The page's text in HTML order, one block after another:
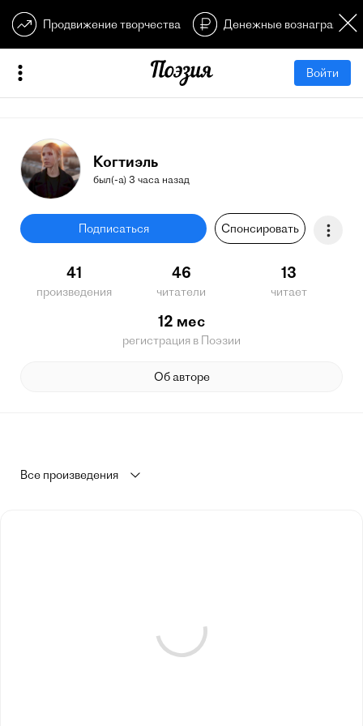
Продвижение творчества Денежные
Войти
Когтиэль
был(-а) 3 часа назад
Подписаться Спонсировать
41
произведения
46
читатели
13
читает
12 мес
регистрация в Поэзии
Об авторе
Все произведения